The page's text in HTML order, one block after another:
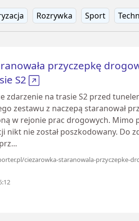
Rozrywka Sport
przyczepkę
S2
zdarzenie na trasie S2 przed
zestawu z naczepą staranował
w rejonie prac drogowych. Mimo
nikt nie został poszkodowany. Do
ciezarowka-staranowala-przyczepke-